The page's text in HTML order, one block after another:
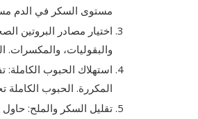
مستوى السكر في الدم
اختيار مصادر البروتين
والبقوليات، والمكسرات.
استهلاك الحبوب الكاملة:
المكررة. الحبوب الكاملة
تقليل السكر والملح: